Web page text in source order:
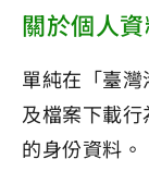
關於個人
單純在「臺
及檔案下載
的身份資料。